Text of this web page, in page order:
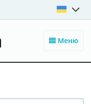
Меню